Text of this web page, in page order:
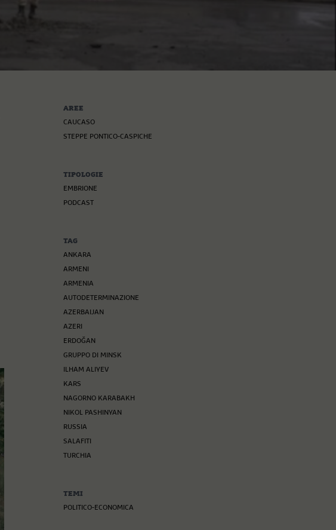
AREE
CAUCASO
STEPPE PONTICO-CASPICHE
TIPOLOGIE
EMBRIONE
PODCAST
TAG
ANKARA
ARMENI
ARMENIA
AUTODETERMINAZIONE
AZERBAIJAN
AZERI
ERDOĞAN
GRUPPO DI MINSK
ILHAM ALIYEV
KARS
NAGORNO KARABAKH
NIKOL PASHINYAN
RUSSIA
SALAFITI
TURCHIA
TEMI
POLITICO-ECONOMICA